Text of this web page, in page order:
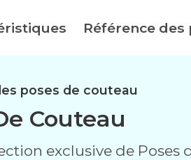
Référence des
poses de couteau
Couteau
exclusive de